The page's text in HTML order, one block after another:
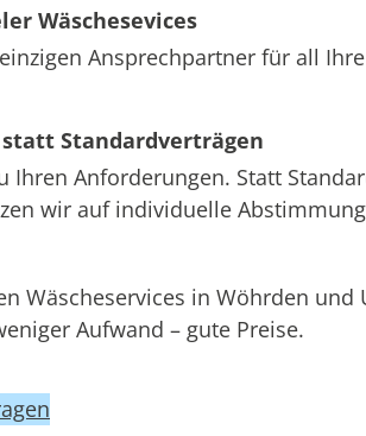
Wäschesevices
Ansprechpartner für all
Standardverträgen
Ihren Anforderungen. Statt
wir auf individuelle
Wäscheservices in Wöhrden
Aufwand – gute Preise.